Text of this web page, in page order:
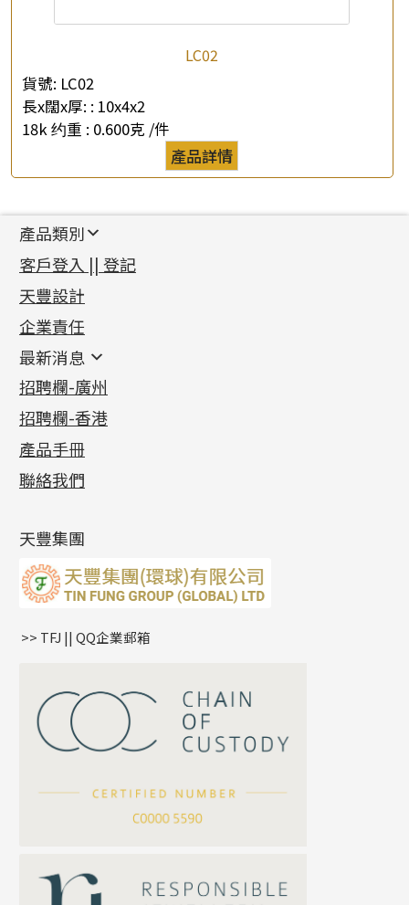
LC02
貨號: LC02
長x闊x厚: : 10x4x2
18k 约重 : 0.600克 /件
產品詳情
公司名稱
產品類別
新產品
足金系列
足金配件
機織鏈系列
珠仔鏈
镶口链
管狀網鏈
十字車花鏈系列
十字閃O鏈系列
十字錘打鏈系列
側身車花鏈系列
側身鏈系列
雙十字鏈系列
水波鏈系列
蛇骨鏈系列
鏈尾系列
嘴唇鏈系列
S車花鏈系列
珍珠鏈系列
坦克鏈系列
滿天星鏈系列
方假繩鏈系列
首飾配件
耳環類配件
卷迫系列
螺絲迫系列
梅花迫系列
平臺迫系列
綫拍系列
美拍系列
耳環扣系列
耳綫/耳鈎系列
耳環爪頭
耳環
鏈類配件
動感車花吊墜
調節珠系列
生圈扣系列
龍蝦扣系列
鴨俐制系列
字母吊墜
相盒吊墜
項鏈吊墜
生肖吊墜
星座吊墜
珠扣
其他類配件
珠盤系列
袖口鈕系列
焊片及鐳射綫
空心車花管
珠類配件
無孔光身珠
空心光身珠
無孔批花珠
鑲口類
四爪頭系列
六爪頭系列
車花片
動感車花片
鑲口戒指
鑲口手鏈系列
首飾系列
手镯系列
戒指系列
空心耳環
空心车花管首饰链
空心手鐲系列
貴金屬原料
千足金
記憶金屬系列
記憶戒指
拉簧珠珠手鏈
記憶鈦手鐲
客戶登入 || 登記
天豐設計
企業責任
最新消息
最新消息
各項證書(2)
相片集(9)
展覽會資訊
最新產品資訊
招聘欄-廣州
招聘欄-香港
產品手冊
聯絡我們
天豐集團
>> TFJ || QQ企業郵箱